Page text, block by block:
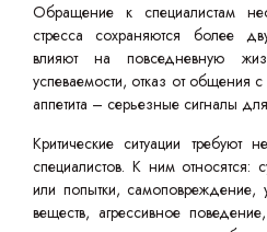
Обращение к специалистам
стресса сохраняются более
влияют на повседневную
успеваемости, отказ от общения
аппетита – серьезные сигналы
Критические ситуации требуют
специалистов. К ним относятся:
или попытки, самоповреждение,
веществ, агрессивное